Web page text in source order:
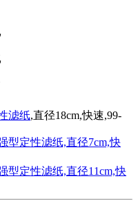
滤纸,直径18cm,快速,99-
型定性滤纸,直径7cm,快
型定性滤纸,直径11cm,快